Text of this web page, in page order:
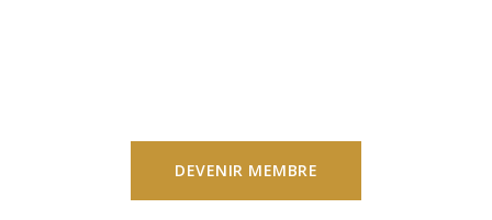
DEVENIR MEMBRE